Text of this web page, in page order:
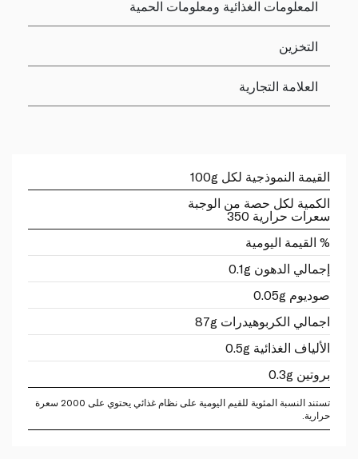
المعلومات الغذائية ومعلومات الحمية
التخزين
العلامة التجارية
القيمة النموذجية لكل 100g
الكمية لكل حصة من الوجبة
سعرات حرارية 350
% القيمة اليومية
إجمالي الدهون 0.1g
صوديوم 0.05g
اجمالي الكربوهيدرات 87g
الألياف الغذائية 0.5g
بروتين 0.3g
تستند النسبة المئوية للقيم اليومية على نظام غذائي يحتوي على 2000 سعرة
حرارية.